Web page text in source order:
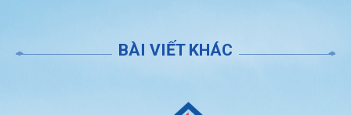
BÀI VIẾT KHÁC